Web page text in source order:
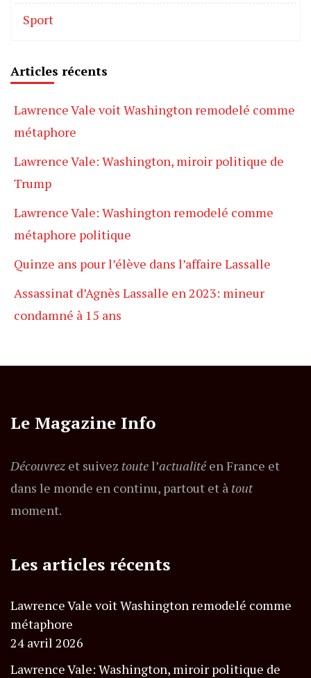
Sport
Articles récents
Lawrence Vale voit Washington remodelé comme
métaphore
Lawrence Vale: Washington, miroir politique de
Trump
Lawrence Vale: Washington remodelé comme
métaphore politique
Quinze ans pour l’élève dans l’affaire Lassalle
Assassinat d’Agnès Lassalle en 2023: mineur
condamné à 15 ans
Le Magazine Info
Découvrez et suivez toutel’actualitéen France et
dans le monde en continu, partout et à tout
moment.
Les articles récents
Lawrence Vale voit Washington remodelé comme
métaphore
24 avril 2026
Lawrence Vale: Washington, miroir politique de